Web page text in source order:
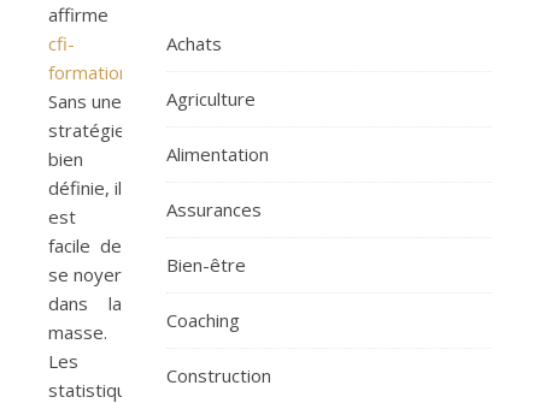
affirme
cfi-
formation.com
Sans une
stratégie
bien
définie, il
est
facile de
se noyer
dans la
masse.
Les
statistiques
Achats
Agriculture
Alimentation
Assurances
Bien-être
Coaching
Construction